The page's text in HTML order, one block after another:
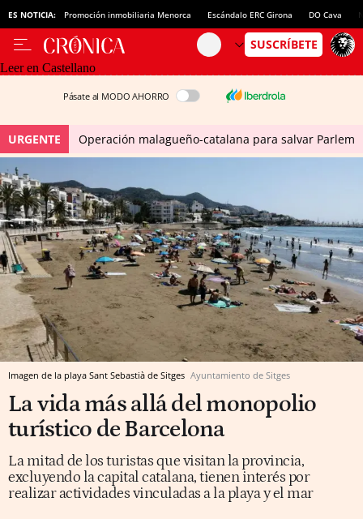
ES NOTICIA: Promoción inmobiliaria Menorca Escándalo ERC Girona DO Cava
Leer en Castellano
Pásate al MODO AHORRO
URGENTE Operación malagueño-catalana para salvar Parlem
Imagen de la playa Sant Sebastià de Sitges Ayuntamiento de Sitges
La vida más allá del monopolio
turístico de Barcelona
La mitad de los turistas que visitan la provincia,
excluyendo la capital catalana, tienen interés por
realizar actividades vinculadas a la playa y el mar